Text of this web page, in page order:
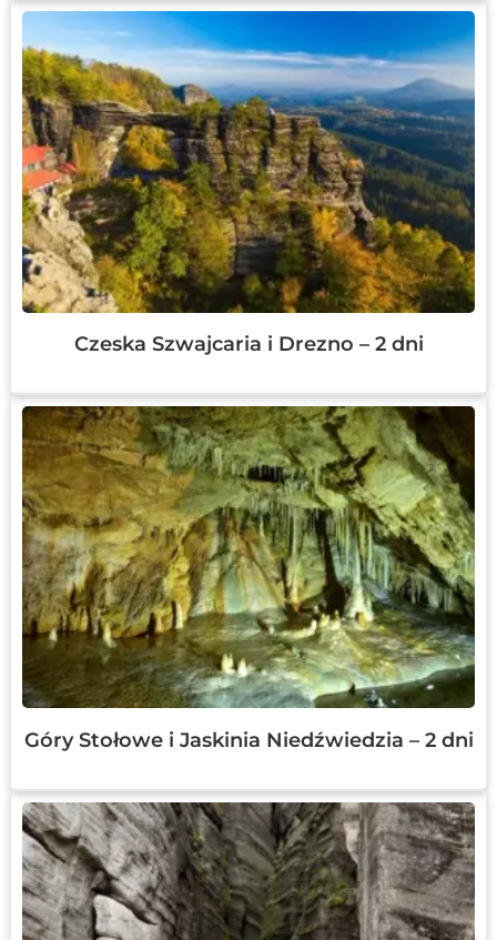
Czeska Szwajcaria i Drezno – 2 dni
Góry Stołowe i Jaskinia Niedźwiedzia – 2 dni